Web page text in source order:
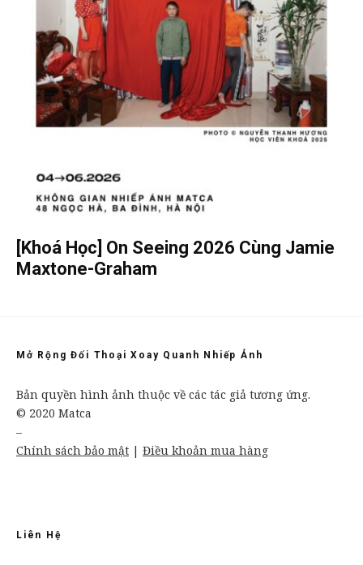
[Khoá Học] On Seeing 2026 Cùng Jamie
Maxtone-Graham
Mở Rộng Đối Thoại Xoay Quanh Nhiếp Ảnh
Bản quyền hình ảnh thuộc về các tác giả tương ứng.
© 2020 Matca
–
Chính sách bảo mật | Điều khoản mua hàng
Liên Hệ